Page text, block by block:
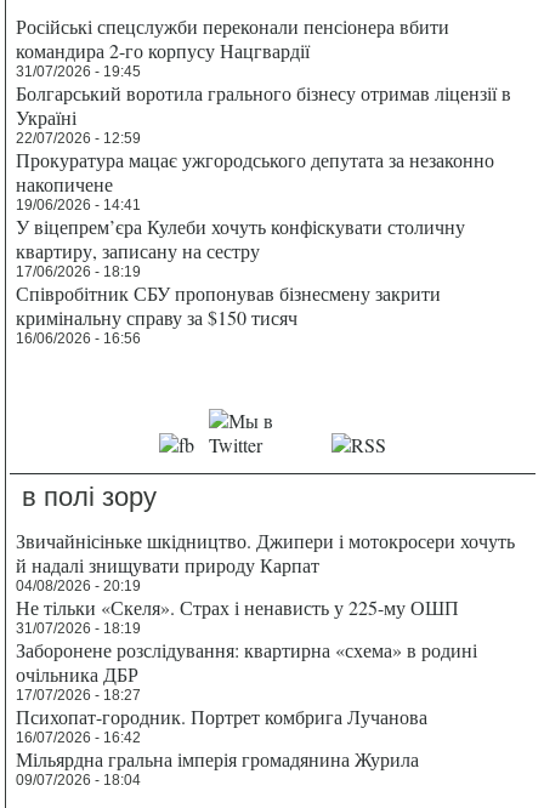
Російські спецслужби переконали пенсіонера вбити
командира 2-го корпусу Нацгвардії
31/07/2026 - 19:45
Болгарський воротила грального бізнесу отримав ліцензії в
Україні
22/07/2026 - 12:59
Прокуратура мацає ужгородського депутата за незаконно
накопичене
19/06/2026 - 14:41
У віцепрем’єра Кулеби хочуть конфіскувати столичну
квартиру, записану на сестру
17/06/2026 - 18:19
Співробітник СБУ пропонував бізнесмену закрити
кримінальну справу за $150 тисяч
16/06/2026 - 16:56
в полі зору
Звичайнісіньке шкідництво. Джипери і мотокросери хочуть
й надалі знищувати природу Карпат
04/08/2026 - 20:19
Не тільки «Скеля». Страх і ненависть у 225-му ОШП
31/07/2026 - 18:19
Заборонене розслідування: квартирна «схема» в родині
очільника ДБР
17/07/2026 - 18:27
Психопат-городник. Портрет комбрига Лучанова
16/07/2026 - 16:42
Мільярдна гральна імперія громадянина Журила
09/07/2026 - 18:04